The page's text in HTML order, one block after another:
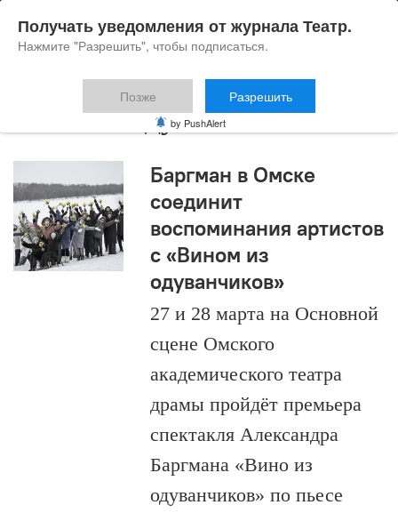
Вино из одуванчиков
Баргман в Омске
соединит
воспоминания артистов
с «Вином из
одуванчиков»
27 и 28 марта на Основной
сцене Омского
академического театра
драмы пройдёт премьера
спектакля Александра
Баргмана «Вино из
одуванчиков» по пьесе
Получать уведомления от журнала Театр.
Нажмите "Разрешить", чтобы подписаться.
Позже Разрешить
by PushAlert